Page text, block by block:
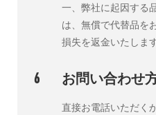
一、弊社に起因する
は、無償で代替品を
損失を返金いたします
6 お問い合わせ
直接お電話いただく